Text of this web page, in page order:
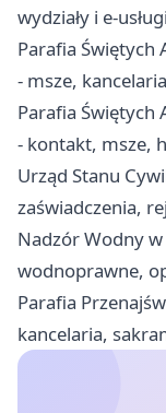
wydziały i e-usługi
Parafia Świętych
- msze,
Parafia Świętych
- kontakt, msze,
Urząd Stanu
zaświadczenia,
Nadzór Wodny
wodnoprawne,
Parafia
kancelaria,